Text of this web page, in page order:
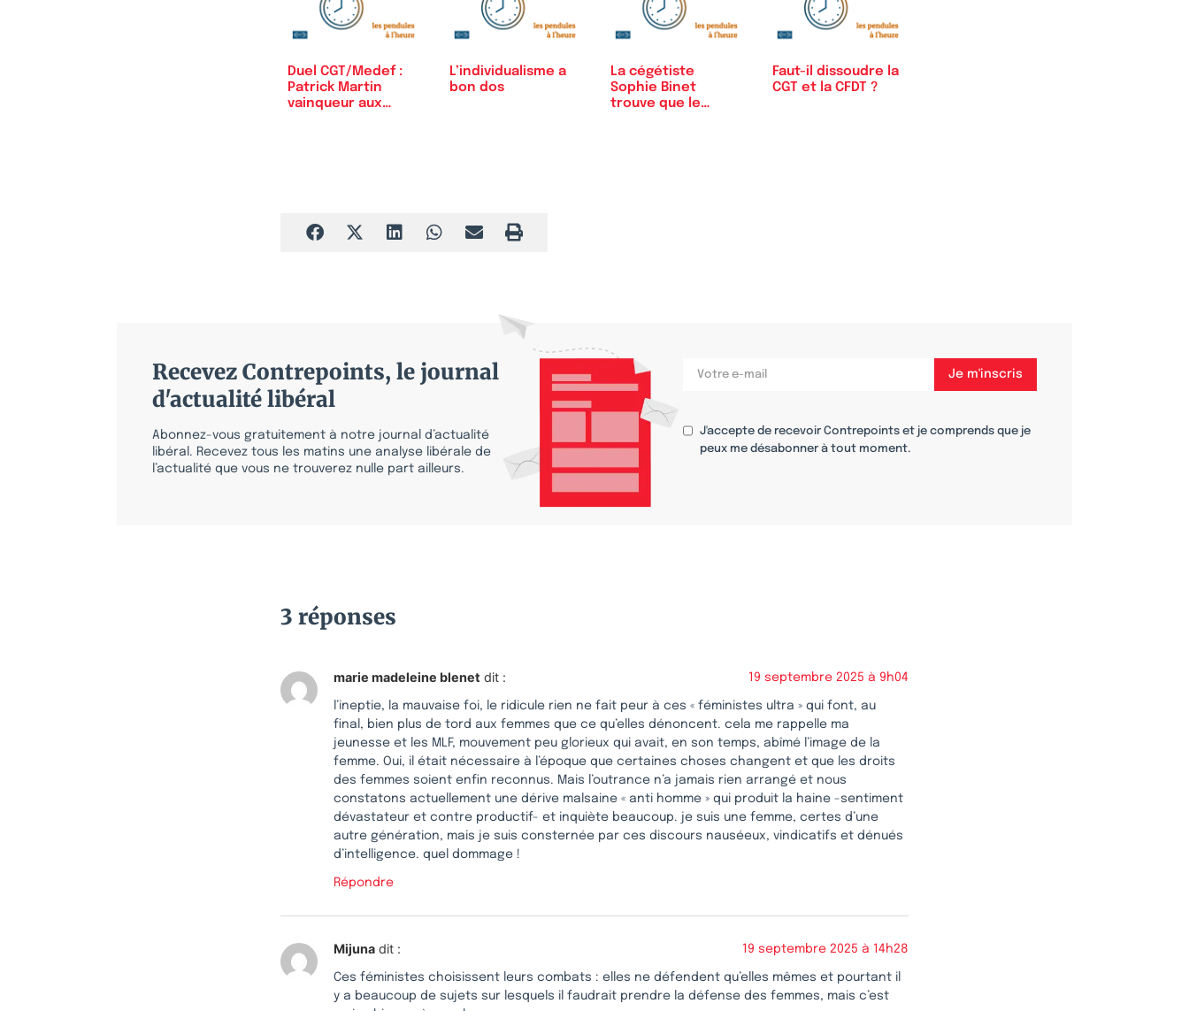
Duel CGT/Medef :
Patrick Martin
vainqueur aux
L’individualisme a
bon dos
La cégétiste
Sophie Binet
trouve que le
Faut-il dissoudre la
CGT et la CFDT ?
Recevez Contrepoints, le journal
d'actualité libéral
Abonnez-vous gratuitement à notre journal d’actualité
libéral. Recevez tous les matins une analyse libérale de
l’actualité que vous ne trouverez nulle part ailleurs.
J'accepte de recevoir Contrepoints et je comprends que je
peux me désabonner à tout moment.
3 réponses
marie madeleine blenet dit : 19 septembre 2025 à 9h04
l’ineptie, la mauvaise foi, le ridicule rien ne fait peur à ces « féministes ultra » qui font, au
final, bien plus de tord aux femmes que ce qu’elles dénoncent. cela me rappelle ma
jeunesse et les MLF, mouvement peu glorieux qui avait, en son temps, abîmé l’image de la
femme. Oui, il était nécessaire à l’époque que certaines choses changent et que les droits
des femmes soient enfin reconnus. Mais l’outrance n’a jamais rien arrangé et nous
constatons actuellement une dérive malsaine « anti homme » qui produit la haine -sentiment
dévastateur et contre productif- et inquiète beaucoup. je suis une femme, certes d’une
autre génération, mais je suis consternée par ces discours nauséeux, vindicatifs et dénués
d’intelligence. quel dommage !
Répondre
Mijuna dit : 19 septembre 2025 à 14h28
Ces féministes choisissent leurs combats : elles ne défendent qu’elles mêmes et pourtant il
y a beaucoup de sujets sur lesquels il faudrait prendre la défense des femmes, mais c’est